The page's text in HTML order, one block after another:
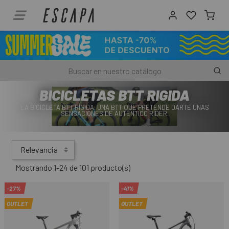
BICICLETAS BTT RIGIDA
LA BICICLETA BTT RÍGIDA, UNA BTT QUE PRETENDE DARTE UNAS
SENSACIONES DE AUTÉNTICO RIDER.
Relevancia
Mostrando 1-24 de 101 producto(s)
-27%
OUTLET
-41%
OUTLET